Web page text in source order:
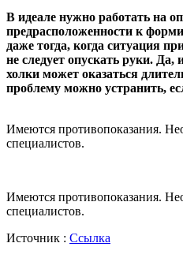
В идеале нужно работать на
предрасположенности к
даже тогда, когда ситуация
не следует опускать руки. Да,
холки может оказаться
проблему можно устранить,
Имеются противопоказания.
специалистов.
Имеются противопоказания.
специалистов.
Источник : Ссылка